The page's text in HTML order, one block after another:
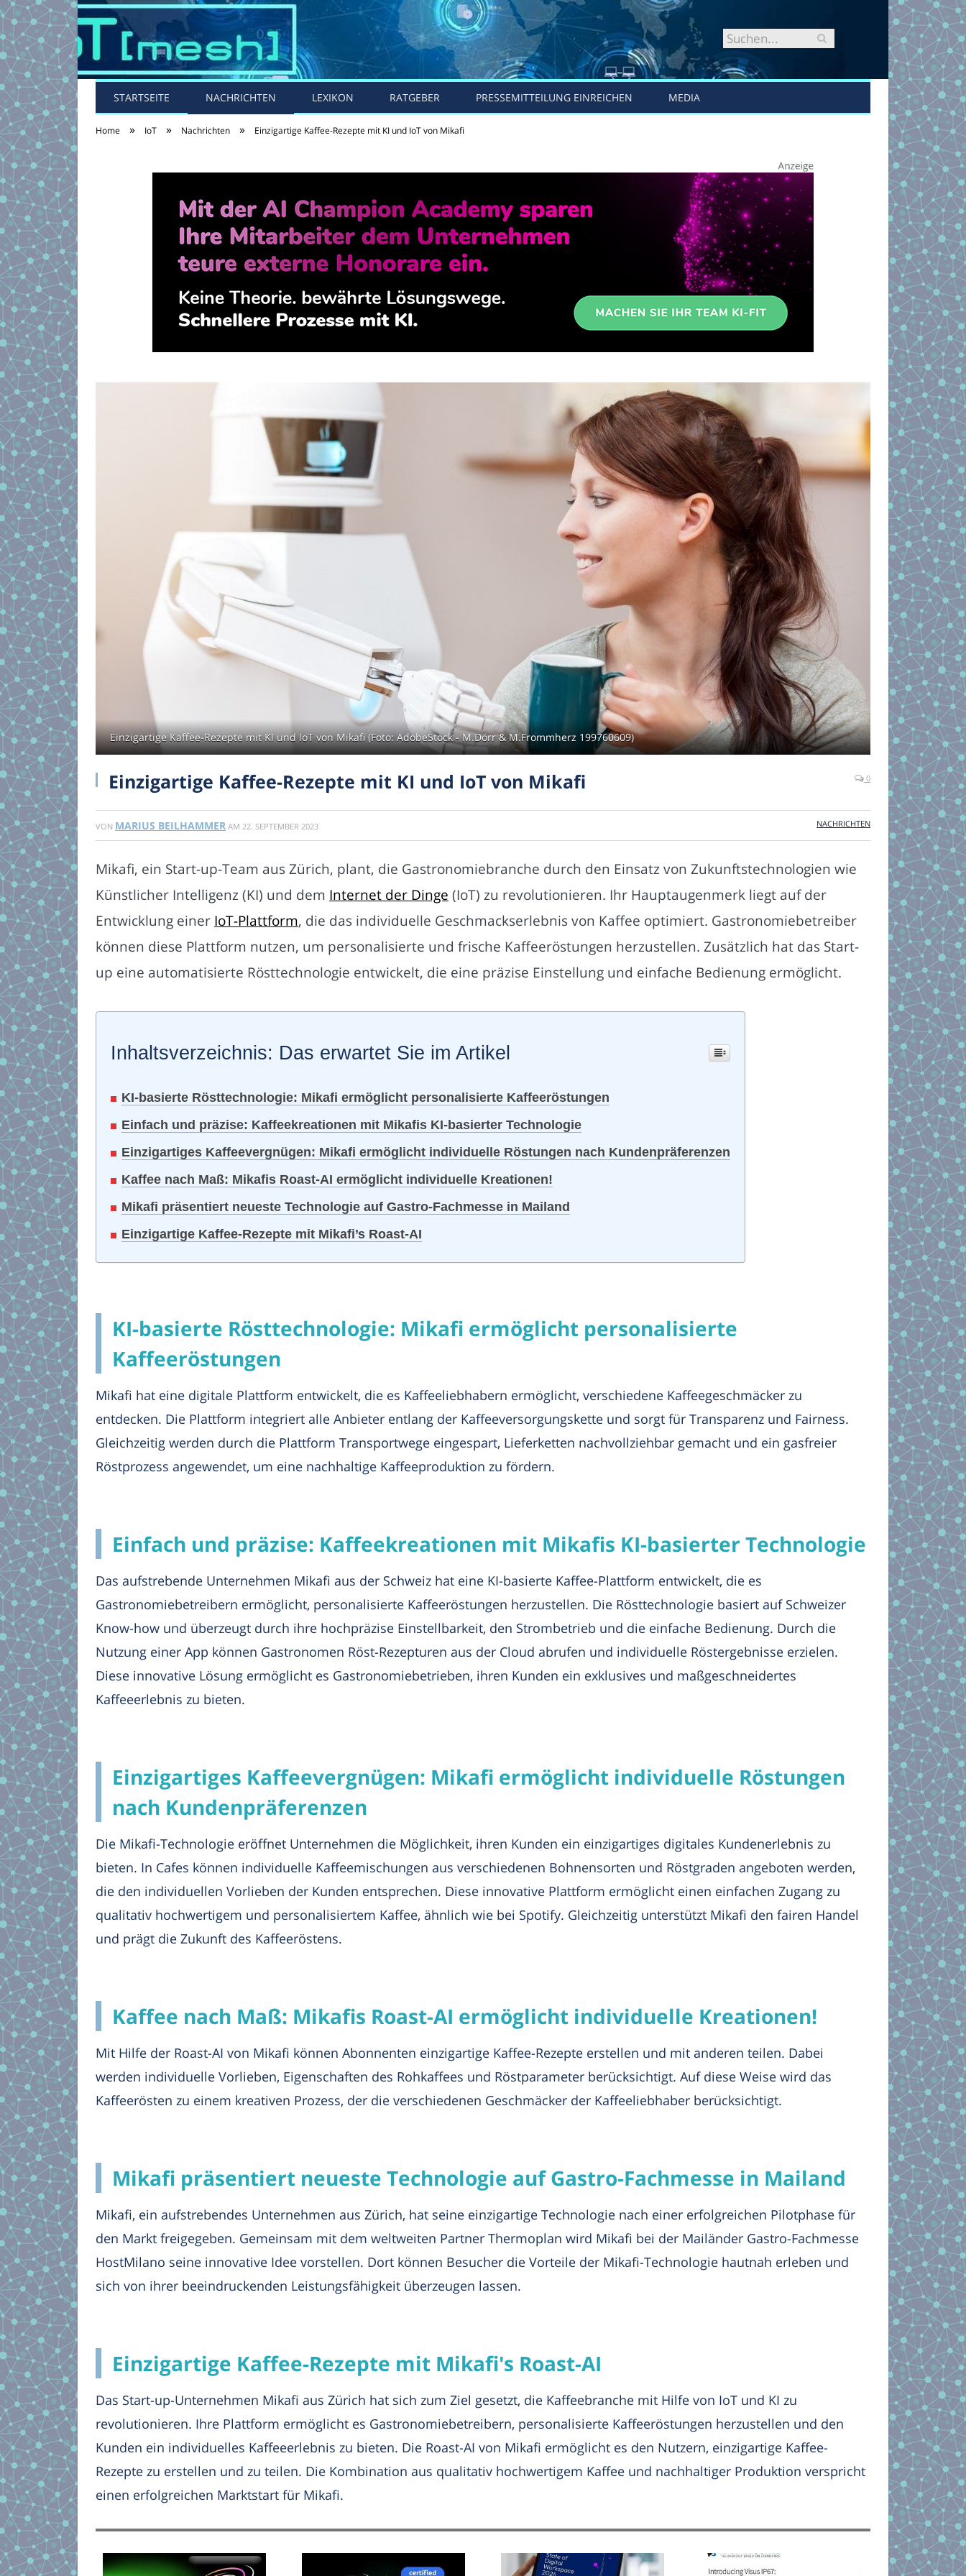
STARTSEITE NACHRICHTEN LEXIKON RATGEBER PRESSEMITTEILUNG EINREICHEN MEDIA
Home » IoT » Nachrichten » Einzigartige Kaffee-Rezepte mit KI und IoT von Mikafi
Einzigartige Kaffee-Rezepte mit KI und IoT von Mikafi (Foto: AdobeStock - M.Dörr & M.Frommherz 199760609)
Einzigartige Kaffee-Rezepte mit KI und IoT von Mikafi 0
VON MARIUS BEILHAMMER AM 22. SEPTEMBER 2023 NACHRICHTEN
Mikafi, ein Start-up-Team aus Zürich, plant, die Gastronomiebranche durch den Einsatz von Zukunftstechnologien wie
Künstlicher Intelligenz (KI) und dem Internet der Dinge (IoT) zu revolutionieren. Ihr Hauptaugenmerk liegt auf der
Entwicklung einer IoT-Plattform, die das individuelle Geschmackserlebnis von Kaffee optimiert. Gastronomiebetreiber
können diese Plattform nutzen, um personalisierte und frische Kaffeeröstungen herzustellen. Zusätzlich hat das Start-
up eine automatisierte Rösttechnologie entwickelt, die eine präzise Einstellung und einfache Bedienung ermöglicht.
Inhaltsverzeichnis: Das erwartet Sie im Artikel
KI-basierte Rösttechnologie: Mikafi ermöglicht personalisierte Kaffeeröstungen
Einfach und präzise: Kaffeekreationen mit Mikafis KI-basierter Technologie
Einzigartiges Kaffeevergnügen: Mikafi ermöglicht individuelle Röstungen nach Kundenpräferenzen
Kaffee nach Maß: Mikafis Roast-AI ermöglicht individuelle Kreationen!
Mikafi präsentiert neueste Technologie auf Gastro-Fachmesse in Mailand
Einzigartige Kaffee-Rezepte mit Mikafi’s Roast-AI
KI-basierte Rösttechnologie: Mikafi ermöglicht personalisierte
Kaffeeröstungen
Mikafi hat eine digitale Plattform entwickelt, die es Kaffeeliebhabern ermöglicht, verschiedene Kaffeegeschmäcker zu
entdecken. Die Plattform integriert alle Anbieter entlang der Kaffeeversorgungskette und sorgt für Transparenz und Fairness.
Gleichzeitig werden durch die Plattform Transportwege eingespart, Lieferketten nachvollziehbar gemacht und ein gasfreier
Röstprozess angewendet, um eine nachhaltige Kaffeeproduktion zu fördern.
Einfach und präzise: Kaffeekreationen mit Mikafis KI-basierter Technologie
Das aufstrebende Unternehmen Mikafi aus der Schweiz hat eine KI-basierte Kaffee-Plattform entwickelt, die es
Gastronomiebetreibern ermöglicht, personalisierte Kaffeeröstungen herzustellen. Die Rösttechnologie basiert auf Schweizer
Know-how und überzeugt durch ihre hochpräzise Einstellbarkeit, den Strombetrieb und die einfache Bedienung. Durch die
Nutzung einer App können Gastronomen Röst-Rezepturen aus der Cloud abrufen und individuelle Röstergebnisse erzielen.
Diese innovative Lösung ermöglicht es Gastronomiebetrieben, ihren Kunden ein exklusives und maßgeschneidertes
Kaffeeerlebnis zu bieten.
Einzigartiges Kaffeevergnügen: Mikafi ermöglicht individuelle Röstungen
nach Kundenpräferenzen
Die Mikafi-Technologie eröffnet Unternehmen die Möglichkeit, ihren Kunden ein einzigartiges digitales Kundenerlebnis zu
bieten. In Cafes können individuelle Kaffeemischungen aus verschiedenen Bohnensorten und Röstgraden angeboten werden,
die den individuellen Vorlieben der Kunden entsprechen. Diese innovative Plattform ermöglicht einen einfachen Zugang zu
qualitativ hochwertigem und personalisiertem Kaffee, ähnlich wie bei Spotify. Gleichzeitig unterstützt Mikafi den fairen Handel
und prägt die Zukunft des Kaffeeröstens.
Kaffee nach Maß: Mikafis Roast-AI ermöglicht individuelle Kreationen!
Mit Hilfe der Roast-AI von Mikafi können Abonnenten einzigartige Kaffee-Rezepte erstellen und mit anderen teilen. Dabei
werden individuelle Vorlieben, Eigenschaften des Rohkaffees und Röstparameter berücksichtigt. Auf diese Weise wird das
Kaffeerösten zu einem kreativen Prozess, der die verschiedenen Geschmäcker der Kaffeeliebhaber berücksichtigt.
Mikafi präsentiert neueste Technologie auf Gastro-Fachmesse in Mailand
Mikafi, ein aufstrebendes Unternehmen aus Zürich, hat seine einzigartige Technologie nach einer erfolgreichen Pilotphase für
den Markt freigegeben. Gemeinsam mit dem weltweiten Partner Thermoplan wird Mikafi bei der Mailänder Gastro-Fachmesse
HostMilano seine innovative Idee vorstellen. Dort können Besucher die Vorteile der Mikafi-Technologie hautnah erleben und
sich von ihrer beeindruckenden Leistungsfähigkeit überzeugen lassen.
Einzigartige Kaffee-Rezepte mit Mikafi's Roast-AI
Das Start-up-Unternehmen Mikafi aus Zürich hat sich zum Ziel gesetzt, die Kaffeebranche mit Hilfe von IoT und KI zu
revolutionieren. Ihre Plattform ermöglicht es Gastronomiebetreibern, personalisierte Kaffeeröstungen herzustellen und den
Kunden ein individuelles Kaffeeerlebnis zu bieten. Die Roast-AI von Mikafi ermöglicht es den Nutzern, einzigartige Kaffee-
Rezepte zu erstellen und zu teilen. Die Kombination aus qualitativ hochwertigem Kaffee und nachhaltiger Produktion verspricht
einen erfolgreichen Marktstart für Mikafi.